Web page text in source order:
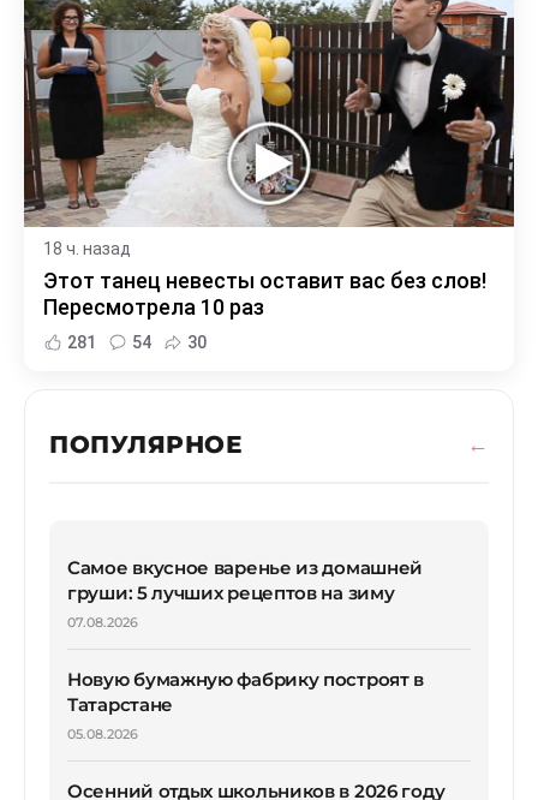
18 ч. назад
Этот танец невесты оставит вас без слов!
Пересмотрела 10 раз
281 54 30
ПОПУЛЯРНОЕ
Самое вкусное варенье из домашней
груши: 5 лучших рецептов на зиму
07.08.2026
Новую бумажную фабрику построят в
Татарстане
05.08.2026
Осенний отдых школьников в 2026 году